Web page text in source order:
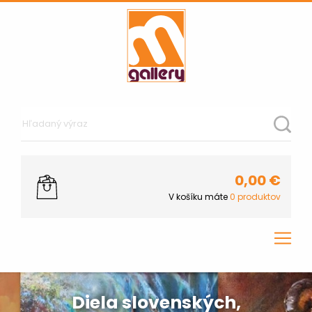
0,00€
V košíku máte0 produktov
Diela slovenských,